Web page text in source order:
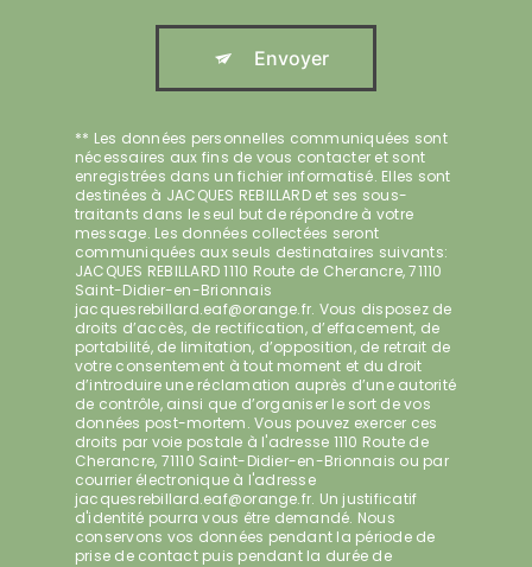
Envoyer
** Les données personnelles communiquées sont
nécessaires aux fins de vous contacter et sont
enregistrées dans un fichier informatisé. Elles sont
destinées à JACQUES REBILLARD et ses sous-
traitants dans le seul but de répondre à votre
message. Les données collectées seront
communiquées aux seuls destinataires suivants:
JACQUES REBILLARD 1110 Route de Cherancre, 71110
Saint-Didier-en-Brionnais
jacquesrebillard.eaf@orange.fr. Vous disposez de
droits d’accès, de rectification, d’effacement, de
portabilité, de limitation, d’opposition, de retrait de
votre consentement à tout moment et du droit
d’introduire une réclamation auprès d’une autorité
de contrôle, ainsi que d’organiser le sort de vos
données post-mortem. Vous pouvez exercer ces
droits par voie postale à l'adresse 1110 Route de
Cherancre, 71110 Saint-Didier-en-Brionnais ou par
courrier électronique à l'adresse
jacquesrebillard.eaf@orange.fr. Un justificatif
d'identité pourra vous être demandé. Nous
conservons vos données pendant la période de
prise de contact puis pendant la durée de